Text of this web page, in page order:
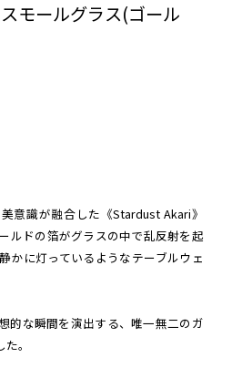
ールグラス(ゴール
意識が融合した《Stardust Akari》
ルドの箔がグラスの中で乱反射を起
かに灯っているようなテーブルウェ
的な瞬間を演出する、唯一無二のガ
。